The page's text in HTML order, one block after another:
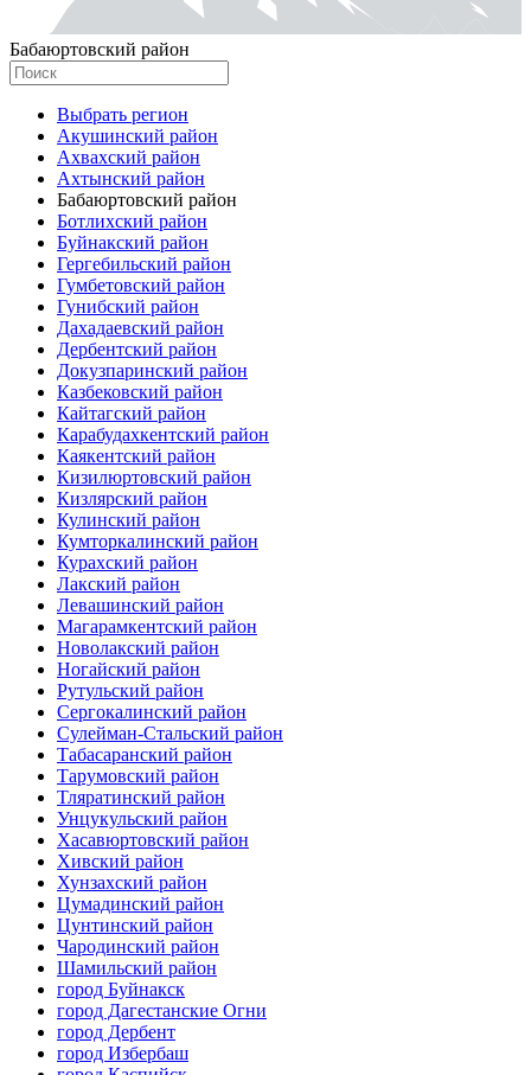
Бабаюртовский район
Выбрать регион
Акушинский район
Ахвахский район
Ахтынский район
Бабаюртовский район
Ботлихский район
Буйнакский район
Гергебильский район
Гумбетовский район
Гунибский район
Дахадаевский район
Дербентский район
Докузпаринский район
Казбековский район
Кайтагский район
Карабудахкентский район
Каякентский район
Кизилюртовский район
Кизлярский район
Кулинский район
Кумторкалинский район
Курахский район
Лакский район
Левашинский район
Магарамкентский район
Новолакский район
Ногайский район
Рутульский район
Сергокалинский район
Сулейман-Стальский район
Табасаранский район
Тарумовский район
Тляратинский район
Унцукульский район
Хасавюртовский район
Хивский район
Хунзахский район
Цумадинский район
Цунтинский район
Чародинский район
Шамильский район
город Буйнакск
город Дагестанские Огни
город Дербент
город Избербаш